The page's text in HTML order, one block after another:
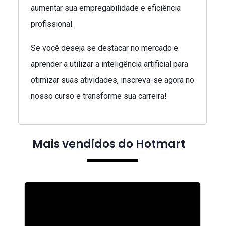
aumentar sua empregabilidade e eficiência
profissional.
Se você deseja se destacar no mercado e
aprender a utilizar a inteligência artificial para
otimizar suas atividades, inscreva-se agora no
nosso curso e transforme sua carreira!
Mais vendidos do Hotmart